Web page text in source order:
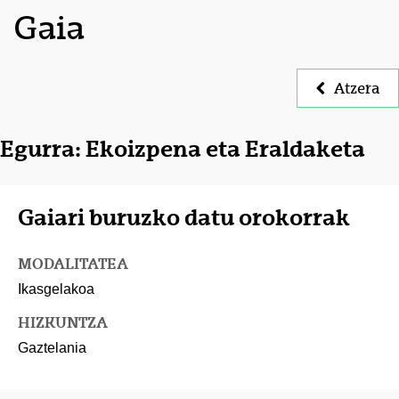
Gaia
Atzera
Egurra: Ekoizpena eta Eraldaketa
Gaiari buruzko datu orokorrak
MODALITATEA
Ikasgelakoa
HIZKUNTZA
Gaztelania